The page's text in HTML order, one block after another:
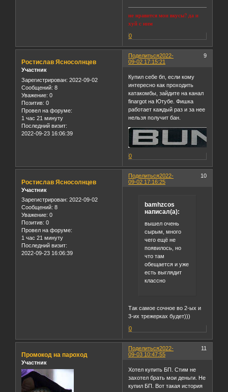
не нравится мои вкусы? да и
хуй с ним
0
Поделиться 9
2022-
09-02 17:15:21
Ростислав Ясносолнцев
Участник
Зарегистрирован: 2022-09-02
Сообщений: 8
Уважение: 0
Позитив: 0
Провел на форуме:
1 час 21 минуту
Последний визит:
2022-09-23 16:06:39
Купил себе бп, если кому
интересно как проходить
катакомбы, зайдите на канал
finargot на Ютубе. Фишка
работает каждый раз и за нее
нельзя получит бан.
0
Поделиться 10
2022-
09-02 17:16:25
Ростислав Ясносолнцев
Участник
Зарегистрирован: 2022-09-02
Сообщений: 8
Уважение: 0
Позитив: 0
Провел на форуме:
1 час 21 минуту
Последний визит:
2022-09-23 16:06:39
bamhzcos
написал(а):
вышел очень
сырым, много
чего ещё не
появилось, но
что там
обещается и уже
есть выглядит
классно
Так самое сочное во 2-ых и
3-их трежерках будет)))
0
Поделиться 11
2022-
09-03 10:47:55
Промокод на пароход
Участник
Хотел купить БП. Стим не
захотел брать мои деньги. Не
купил БП. Вот такая история